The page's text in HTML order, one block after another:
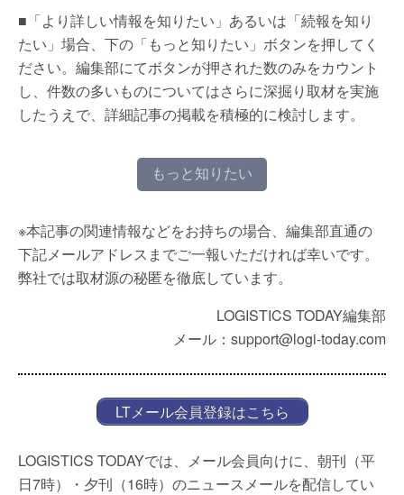
■「より詳しい情報を知りたい」あるいは「続報を知り
たい」場合、下の「もっと知りたい」ボタンを押してく
ださい。編集部にてボタンが押された数のみをカウント
し、件数の多いものについてはさらに深掘り取材を実施
したうえで、詳細記事の掲載を積極的に検討します。
もっと知りたい
※本記事の関連情報などをお持ちの場合、編集部直通の
下記メールアドレスまでご一報いただければ幸いです。
弊社では取材源の秘匿を徹底しています。
LOGISTICS TODAY編集部
メール：support@logi-today.com
LTメール会員登録はこちら
LOGISTICS TODAYでは、メール会員向けに、朝刊（平
日7時）・夕刊（16時）のニュースメールを配信してい